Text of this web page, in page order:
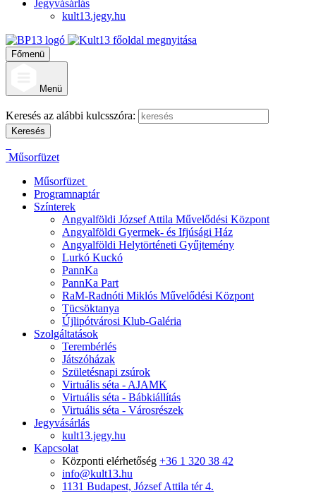
Jegyvásárlás
kult13.jegy.hu
Főmenü
Menü
Keresés az alábbi kulcsszóra:
Műsorfüzet
Műsorfüzet
Programnaptár
Színterek
Angyalföldi József Attila Művelődési Központ
Angyalföldi Gyermek- és Ifjúsági Ház
Angyalföldi Helytörténeti Gyűjtemény
Lurkó Kuckó
PannKa
PannKa Part
RaM-Radnóti Miklós Művelődési Központ
Tücsöktanya
Újlipótvárosi Klub-Galéria
Szolgáltatások
Terembérlés
Játszóházak
Születésnapi zsúrok
Virtuális séta - AJAMK
Virtuális séta - Bábkiállítás
Virtuális séta - Városrészek
Jegyvásárlás
kult13.jegy.hu
Kapcsolat
Központi elérhetőség +36 1 320 38 42
info@kult13.hu
1131 Budapest, József Attila tér 4.